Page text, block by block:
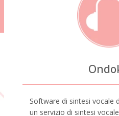
Software di sintesi vocale
un servizio di sintesi